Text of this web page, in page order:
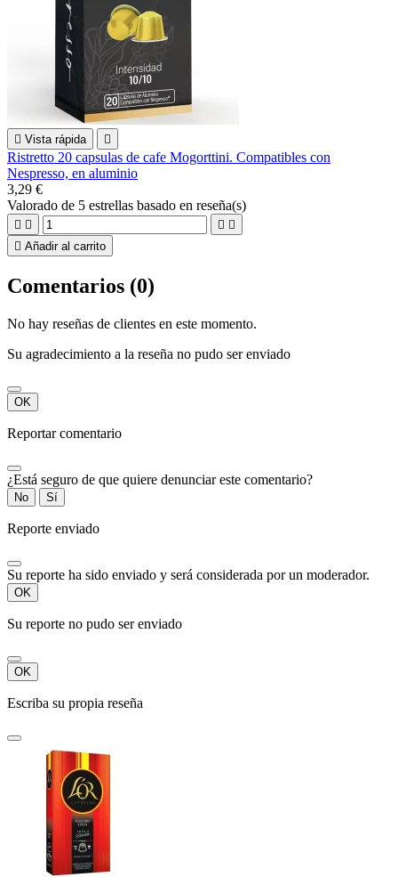
 Vista rápida 
Ristretto 20 capsulas de cafe Mogorttini. Compatibles con
Nespresso, en aluminio
3,29 €
Valorado de 5 estrellas basado en reseña(s)
   
 Añadir al carrito
Comentarios (0)
No hay reseñas de clientes en este momento.
Su agradecimiento a la reseña no pudo ser enviado
OK
Reportar comentario
¿Está seguro de que quiere denunciar este comentario?
No Sí
Reporte enviado
Su reporte ha sido enviado y será considerada por un moderador.
OK
Su reporte no pudo ser enviado
OK
Escriba su propia reseña